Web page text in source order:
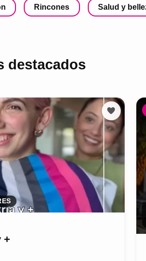
Rincones Salud y
destacados
+